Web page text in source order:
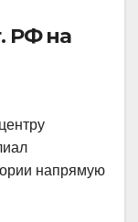
РФ на
напрямую